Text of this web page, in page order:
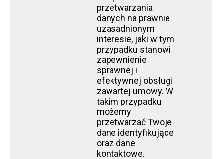
przetwarzania
danych na prawnie
uzasadnionym
interesie, jaki w tym
przypadku stanowi
zapewnienie
sprawnej i
efektywnej obsługi
zawartej umowy. W
takim przypadku
możemy
przetwarzać Twoje
dane identyfikujące
oraz dane
kontaktowe.